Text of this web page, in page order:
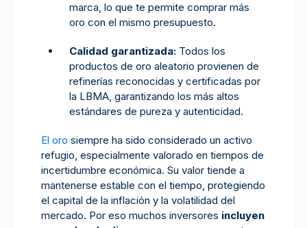
marca, lo que te permite comprar más
oro con el mismo presupuesto.
Calidad garantizada: Todos los
productos de oro aleatorio provienen de
refinerías reconocidas y certificadas por
la LBMA, garantizando los más altos
estándares de pureza y autenticidad.
El oro siempre ha sido considerado un activo
refugio, especialmente valorado en tiempos de
incertidumbre económica. Su valor tiende a
mantenerse estable con el tiempo, protegiendo
el capital de la inflación y la volatilidad del
mercado. Por eso muchos inversores incluyen